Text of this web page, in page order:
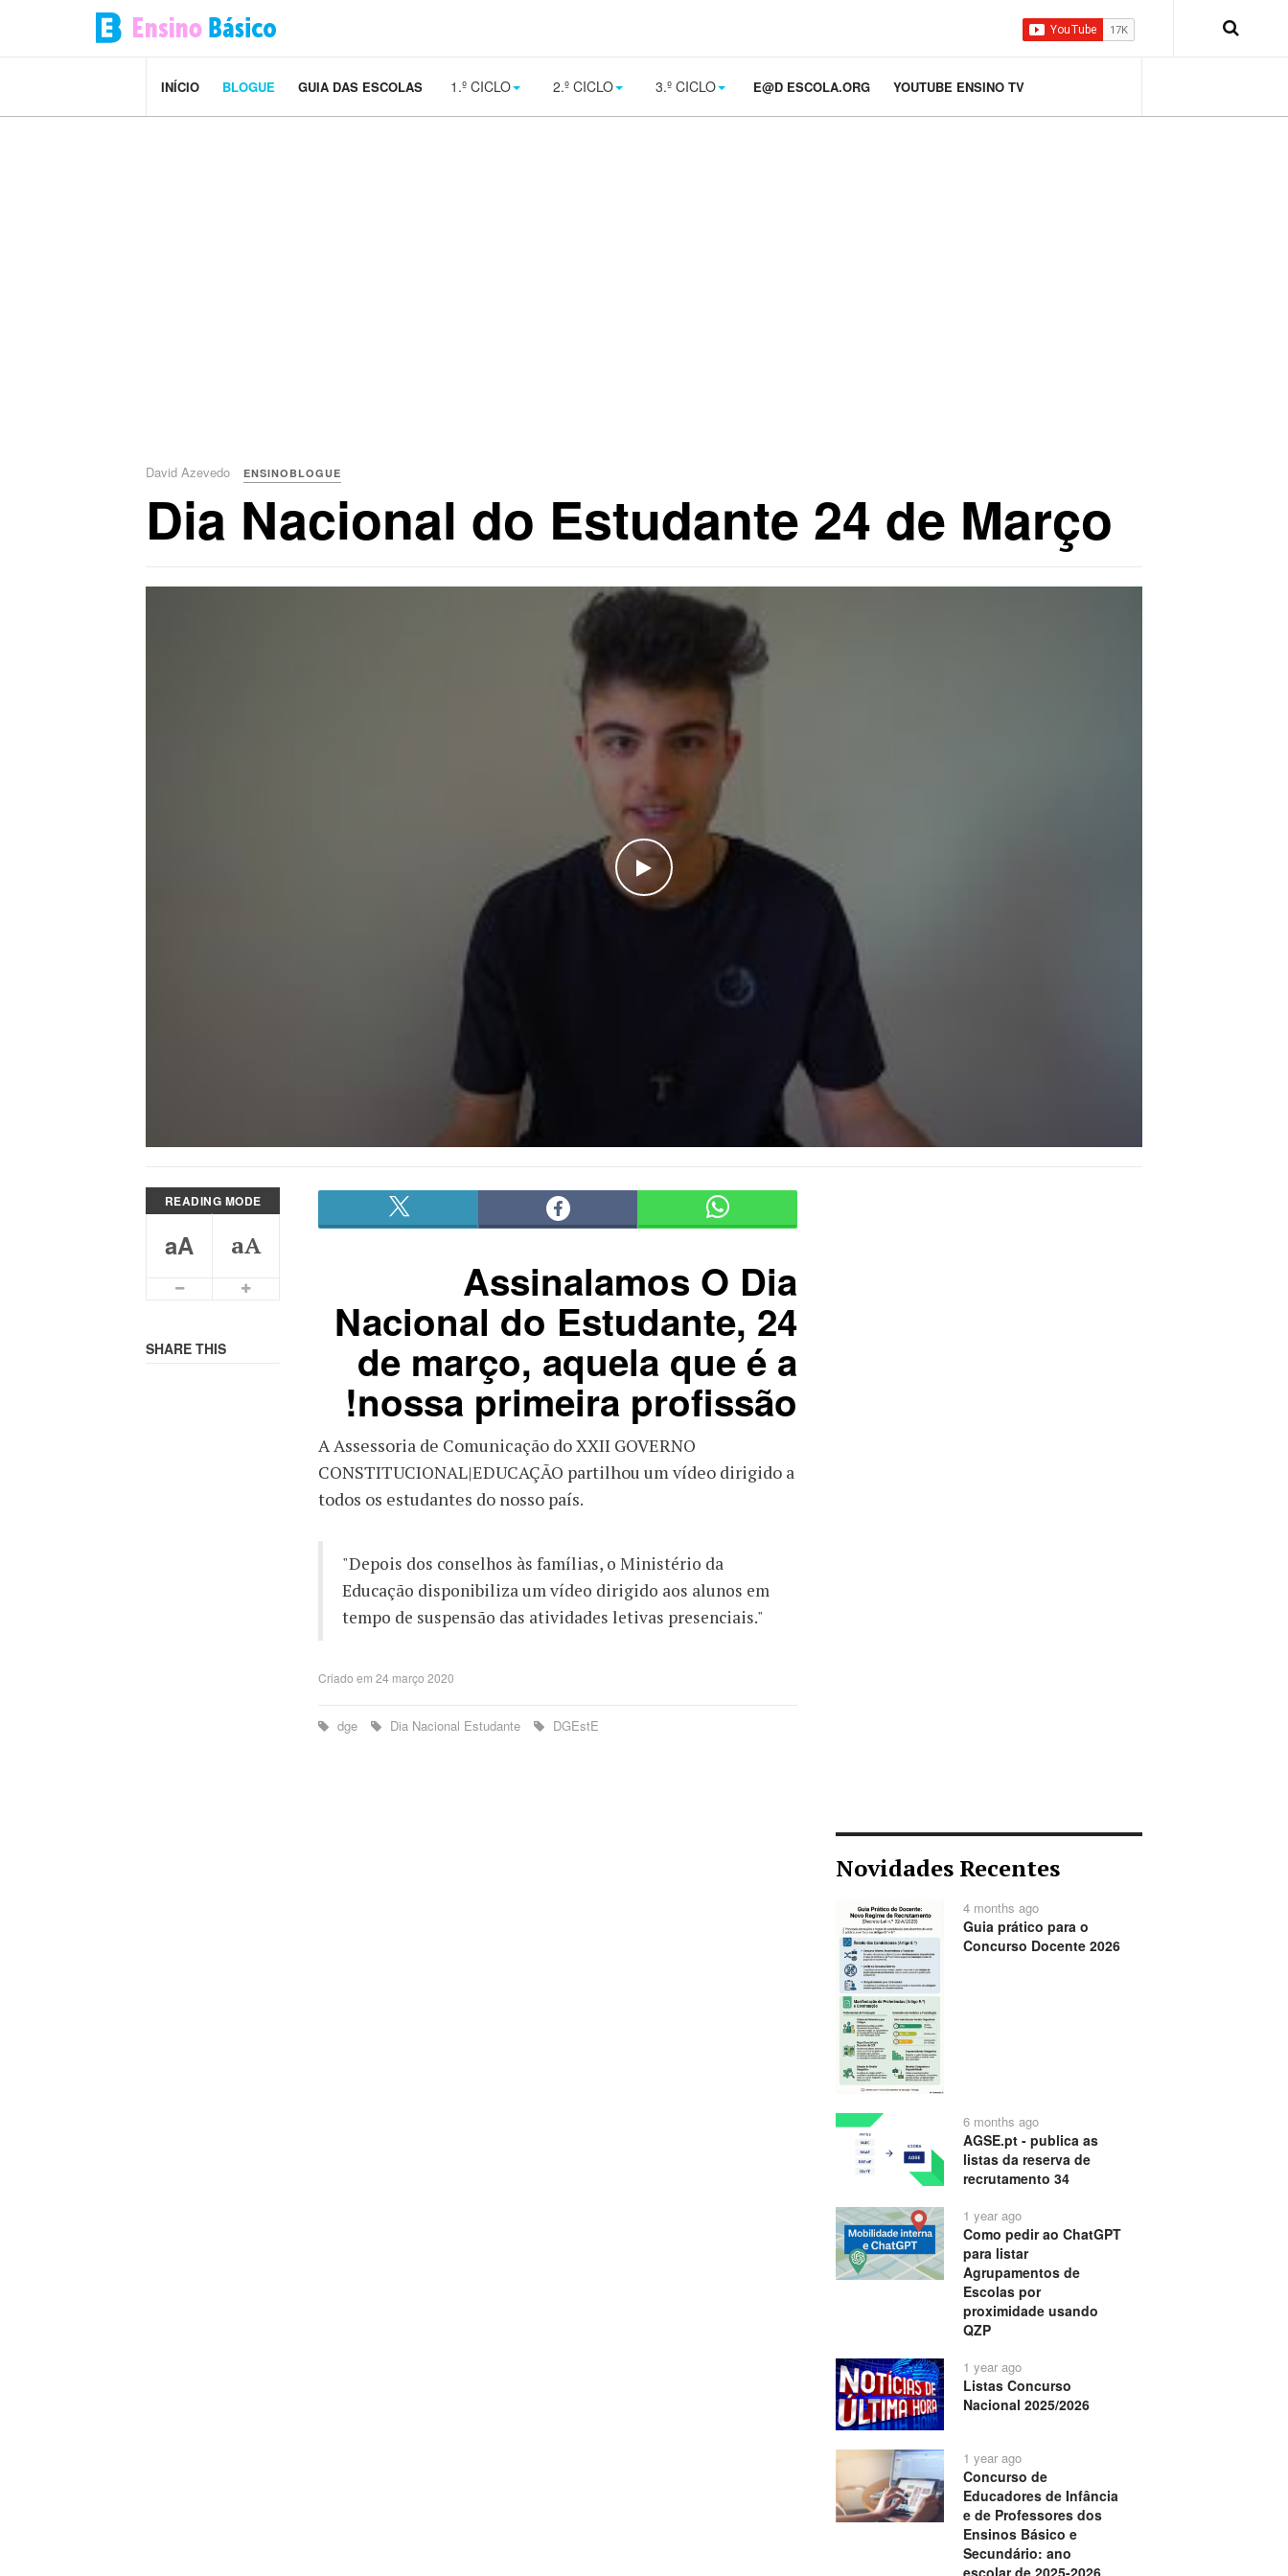
INÍCIO BLOGUE GUIA DAS ESCOLAS 1.º CICLO 2.º CICLO 3.º CICLO E@D ESCOLA.ORG YOUTUBE ENSINO TV
David Azevedo ENSINOBLOGUE
Dia Nacional do Estudante 24 de Março
WATCH THE VIDEO
READING MODE
aA aA
Smaller Font
SHARE THIS
Assinalamos O Dia
Nacional do Estudante, 24
de março, aquela que é a
nossa primeira profissão!
A Assessoria de Comunicação do XXII GOVERNO
CONSTITUCIONAL|EDUCAÇÃO partilhou um vídeo dirigido a
todos os estudantes do nosso país.
"Depois dos conselhos às famílias, o Ministério da
Educação disponibiliza um vídeo dirigido aos alunos em
tempo de suspensão das atividades letivas presenciais."
Criado em 24 março 2020
dge Dia Nacional Estudante DGEstE
Novidades Recentes
4 months ago
Guia prático para o
Concurso Docente 2026
6 months ago
AGSE.pt - publica as
listas da reserva de
recrutamento 34
1 year ago
Como pedir ao ChatGPT
para listar
Agrupamentos de
Escolas por
proximidade usando
QZP
1 year ago
Listas Concurso
Nacional 2025/2026
1 year ago
Concurso de
Educadores de Infância
e de Professores dos
Ensinos Básico e
Secundário: ano